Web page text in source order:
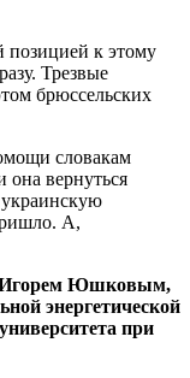
позицией к этому
Трезвые
брюссельских
словакам
она вернуться
украинскую
А,
Юшковым,
энергетической
при